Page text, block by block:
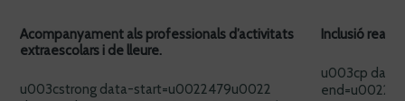
Acompanyament als professionals d’activitats
extraescolars i de lleure.
u003cstrong data-start=u0022479u0022
Inclusió real,
u003cp